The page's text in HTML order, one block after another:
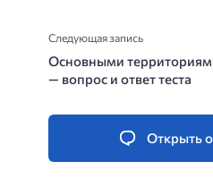
Следующая запись
Основными
— вопрос и ответ теста
Открыть